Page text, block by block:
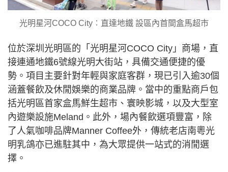
光明星河COCO City︰直達地鐵 設區內首間盒馬超市
位於深圳光明區的「光明星河COCO City」商場，直
接連通地鐵6號線光明大街站，具備交通便捷的優
勢。項目主要針對年輕與家庭客群，現已引入逾30個
涵蓋餐飲及休閒娛樂的商業品牌。當中的重點商戶包
括光明區首家盒馬鮮生超市、寰映影城，以及大型室
內遊樂設施Meland。此外，場內餐飲選項豐富，除
了人氣咖啡品牌Manner Coffee外，傳統老店南粵光
明乳鴿亦已進駐其中，為大眾提供一站式的消閒選
擇。